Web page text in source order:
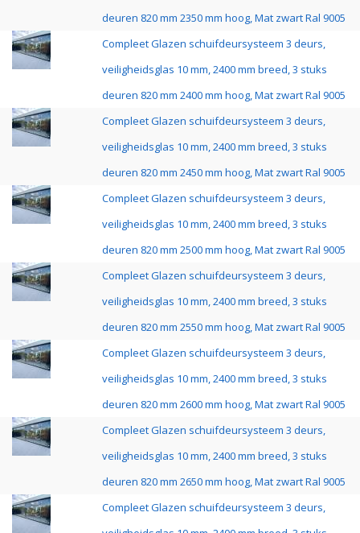
deuren 820 mm 2350 mm hoog, Mat zwart Ral 9005
Compleet Glazen schuifdeursysteem 3 deurs,
veiligheidsglas 10 mm, 2400 mm breed, 3 stuks
deuren 820 mm 2400 mm hoog, Mat zwart Ral 9005
Compleet Glazen schuifdeursysteem 3 deurs,
veiligheidsglas 10 mm, 2400 mm breed, 3 stuks
deuren 820 mm 2450 mm hoog, Mat zwart Ral 9005
Compleet Glazen schuifdeursysteem 3 deurs,
veiligheidsglas 10 mm, 2400 mm breed, 3 stuks
deuren 820 mm 2500 mm hoog, Mat zwart Ral 9005
Compleet Glazen schuifdeursysteem 3 deurs,
veiligheidsglas 10 mm, 2400 mm breed, 3 stuks
deuren 820 mm 2550 mm hoog, Mat zwart Ral 9005
Compleet Glazen schuifdeursysteem 3 deurs,
veiligheidsglas 10 mm, 2400 mm breed, 3 stuks
deuren 820 mm 2600 mm hoog, Mat zwart Ral 9005
Compleet Glazen schuifdeursysteem 3 deurs,
veiligheidsglas 10 mm, 2400 mm breed, 3 stuks
deuren 820 mm 2650 mm hoog, Mat zwart Ral 9005
Compleet Glazen schuifdeursysteem 3 deurs,